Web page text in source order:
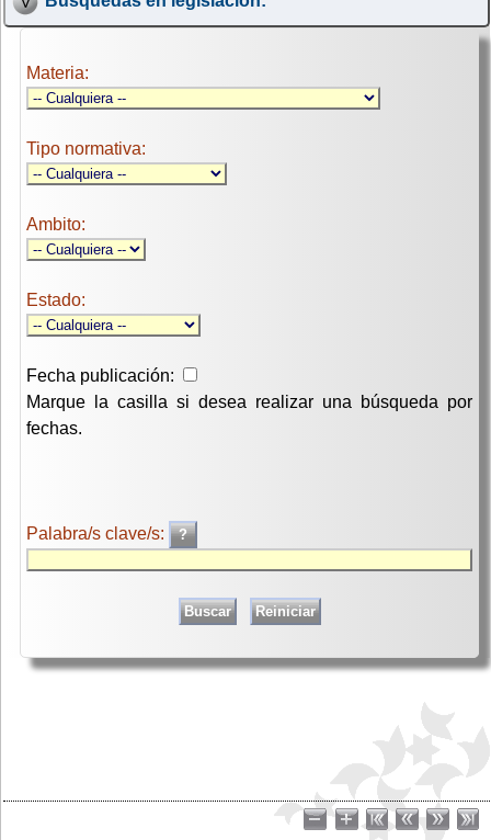
Materia:
Tipo normativa:
Ambito:
Estado:
Fecha publicación:
Marque la casilla si desea realizar una búsqueda por
fechas.
Palabra/s clave/s: